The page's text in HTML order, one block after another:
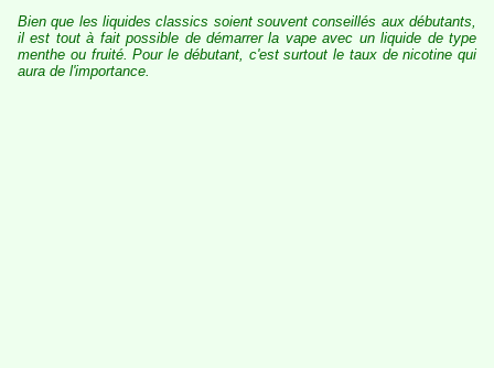
Bien que les liquides classics soient souvent conseillés aux débutants,
il est tout à fait possible de démarrer la vape avec un liquide de type
menthe ou fruité. Pour le débutant, c'est surtout le taux de nicotine qui
aura de l'importance.